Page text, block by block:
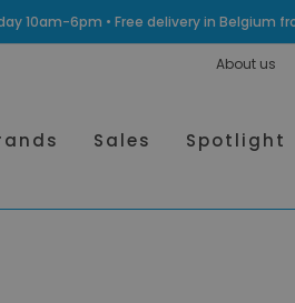
10am-6pm • Free delivery in
About us
Sales Spotlight